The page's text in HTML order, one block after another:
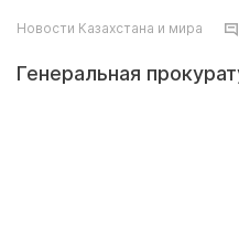
Новости Казахстана и мира
Генеральная